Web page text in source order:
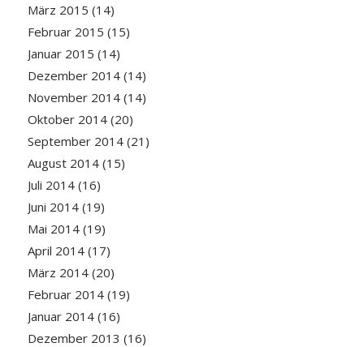
März 2015 (14)
Februar 2015 (15)
Januar 2015 (14)
Dezember 2014(14)
November 2014(14)
Oktober 2014(20)
September 2014(21)
August 2014(15)
Juli 2014(16)
Juni 2014(19)
Mai 2014(19)
April 2014(17)
März 2014(20)
Februar 2014(19)
Januar 2014(16)
Dezember 2013 (16)